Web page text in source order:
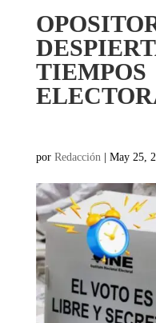
TIEMPOS
por Redacción | May 25,